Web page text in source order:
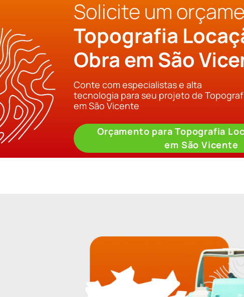
Solicite um
Topografia
Obra em São
Conte com especialistas e alta
tecnologia para seu projeto de
em São Vicente
Orçamento para Topografia
em São Vicente